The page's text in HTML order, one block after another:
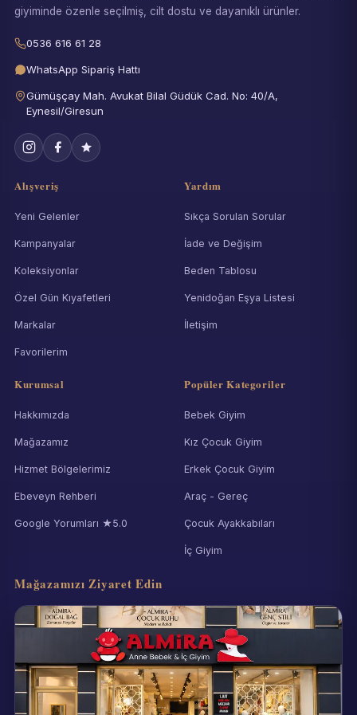
giyiminde özenle seçilmiş, cilt dostu ve dayanıklı ürünler.
0536 616 61 28
WhatsApp Sipariş Hattı
Gümüşçay Mah. Avukat Bilal Güdük Cad. No: 40/A,
Eynesil/Giresun
Alışveriş
Yeni Gelenler
Kampanyalar
Koleksiyonlar
Özel Gün Kıyafetleri
Markalar
Favorilerim
Yardım
Sıkça Sorulan Sorular
İade ve Değişim
Beden Tablosu
Yenidoğan Eşya Listesi
İletişim
Kurumsal
Hakkımızda
Mağazamız
Hizmet Bölgelerimiz
Ebeveyn Rehberi
Google Yorumları ★5.0
Popüler Kategoriler
Bebek Giyim
Kız Çocuk Giyim
Erkek Çocuk Giyim
Araç - Gereç
Çocuk Ayakkabıları
İç Giyim
Mağazamızı Ziyaret Edin